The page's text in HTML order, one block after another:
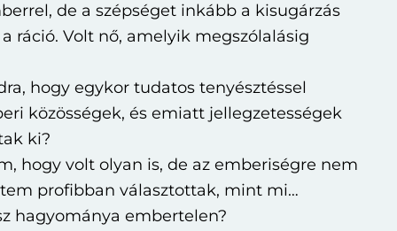
de a szépséget inkább a kisugárzás
ráció. Volt nő, amelyik megszólalásig
hogy egykor tudatos tenyésztéssel
közösségek, és emiatt jellegzetességek
ki?
hogy volt olyan is, de az emberiségre nem
profibban választottak, mint mi…
hagyománya embertelen?